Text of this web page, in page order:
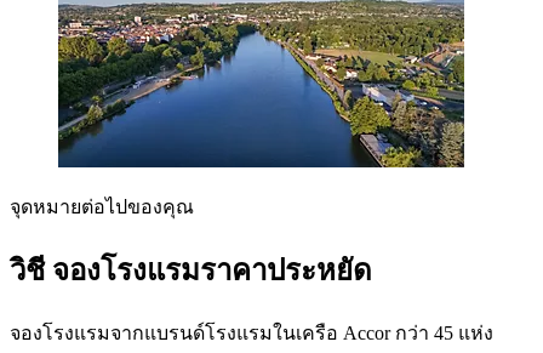
จุดหมายต่อไปของคุณ
วิชี จองโรงแรมราคาประหยัด
จองโรงแรมจากแบรนด์โรงแรมในเครือ Accor กว่า 45 แห่ง